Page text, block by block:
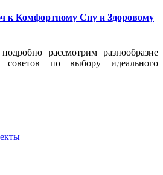
к Комфортному Сну и Здоровому
рассмотрим разнообразие
по выбору идеального